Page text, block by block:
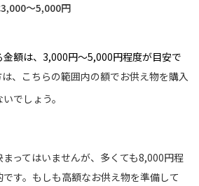
～5,000円
額は、3,000円～5,000円程度が目安で
、こちらの範囲内の額でお供え物を購入
でしょう。
ってはいませんが、多くても8,000円程
す。もしも高額なお供え物を準備して